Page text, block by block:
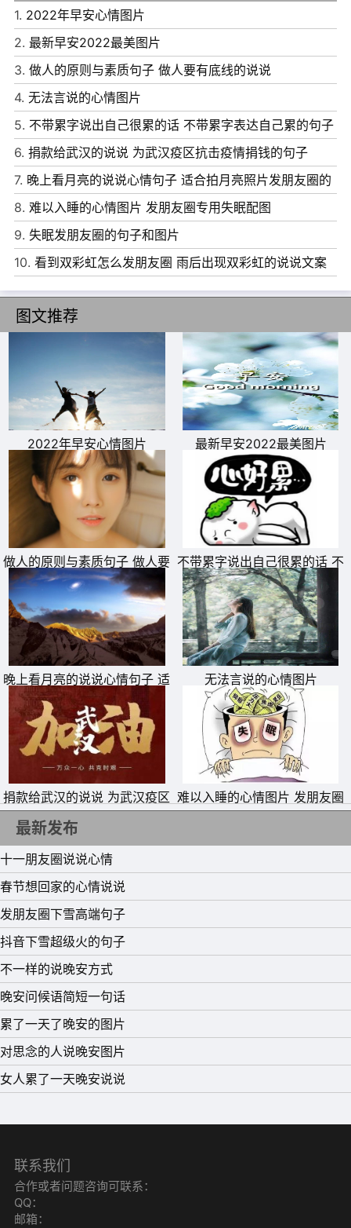
6、被保护的人喜欢肆无忌惮，爱依赖的人容易提心吊胆。
7、让我感到害怕的不是失去;而是习以为常。
8、往后余生请先学会爱自己再去爱别人，不畏惧孤独然后
做一个有趣的人。
9、喜欢吵喜欢闹，逃不过此间美好。最羡慕平平淡淡，却
永远逃不出尘凡。
10、许多事情，不是不懂，只是不愿说出口，人人心里都是
明镜，面前都有一张纸，何必把它捅破。
11、那条路上，一关一河一桥一石，泥泞没有，南墙没有，
无风无雨也无情。
12、你说你有故事，却忘记了你自己就是个故事。
13、当你对前途感到迷茫或无所适从，不妨停下来，回过头
来看看。看看自己当初究竟是凭着什么，一步一步走到今天
的。也许，你会有答案的。而路，就在脚下，卧得好好的。
14、你来人间一趟，只能蜻蜓点水，不能兴风作浪。
15、每一分都不想再回顾，却每一秒都在怀念。
1. 2022年早安心情图片
2. 最新早安2022最美图片
3. 做人的原则与素质句子 做人要有底线的说说
4. 无法言说的心情图片
5. 不带累字说出自己很累的话 不带累字表达自己累的句子
6. 捐款给武汉的说说 为武汉疫区抗击疫情捐钱的句子
7. 晚上看月亮的说说心情句子 适合拍月亮照片发朋友圈的
文案
8. 难以入睡的心情图片 发朋友圈专用失眠配图
9. 失眠发朋友圈的句子和图片
10. 看到双彩虹怎么发朋友圈 雨后出现双彩虹的说说文案
图文推荐
2022年早安心情图片 最新早安2022最美图片
做人的原则与素质句子 做人要
有底线的说说
不带累字说出自己很累的话 不
带累字表达自己累的句子
晚上看月亮的说说心情句子 适
合拍月亮照片发朋友圈的文案
无法言说的心情图片
捐款给武汉的说说 为武汉疫区
抗击疫情捐钱的句子
难以入睡的心情图片 发朋友圈
专用失眠配图
最新发布
十一朋友圈说说心情
春节想回家的心情说说
发朋友圈下雪高端句子
抖音下雪超级火的句子
不一样的说晚安方式
晚安问候语简短一句话
累了一天了晚安的图片
对思念的人说晚安图片
女人累了一天晚安说说
联系我们
合作或者问题咨询可联系：
QQ：
邮箱：